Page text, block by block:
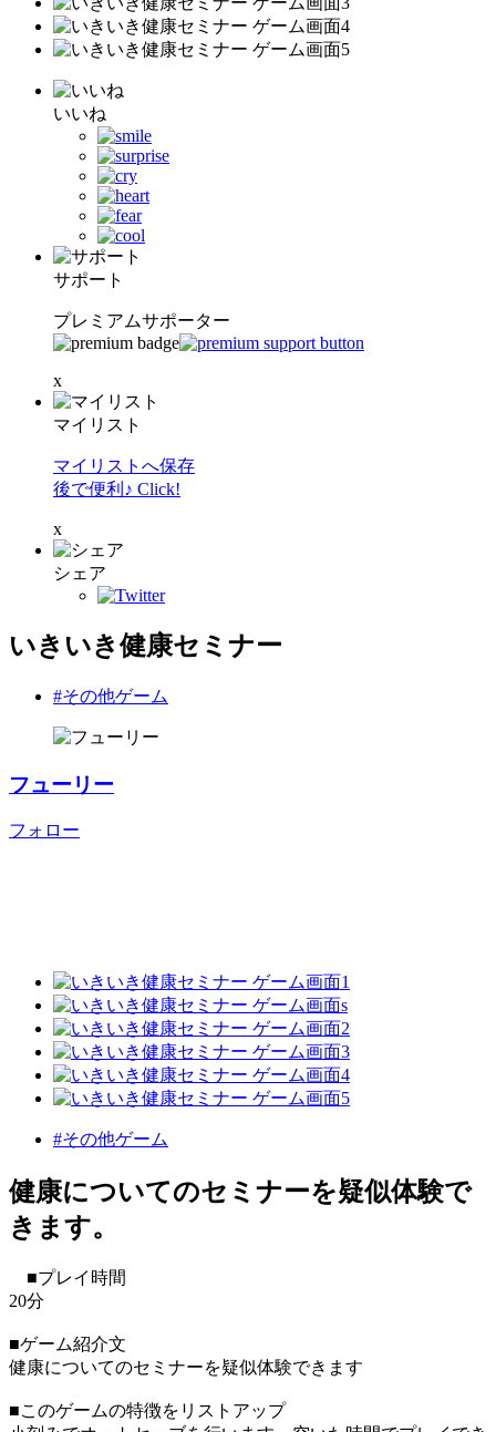
いいね
サポート
プレミアムサポーター
x
マイリスト
マイリストへ保存
後で便利♪ Click!
x
シェア
いきいき健康セミナー
#その他ゲーム
フューリー
フォロー
#その他ゲーム
健康についてのセミナーを疑似体験で
きます。
■プレイ時間
20分
■ゲーム紹介文
健康についてのセミナーを疑似体験できます
■このゲームの特徴をリストアップ